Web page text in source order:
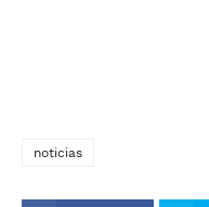
noticias